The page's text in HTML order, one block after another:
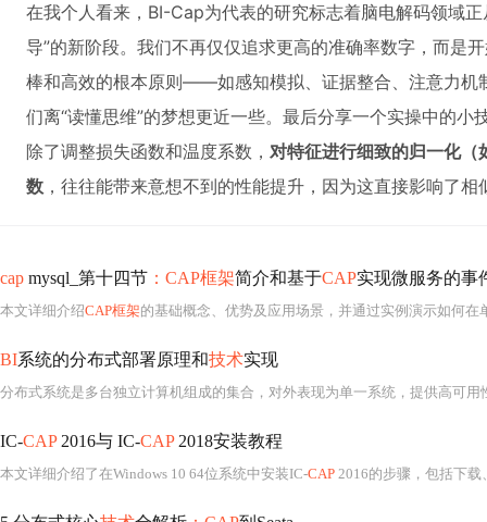
在我个人看来，BI-Cap为代表的研究标志着脑电解码领域
导”的新阶段。我们不再仅仅追求更高的准确率数字，而是
棒和高效的根本原则——如感知模拟、证据整合、注意力机
们离“读懂思维”的梦想更近一些。最后分享一个实操中的
除了调整损失函数和温度系数， 对特征进行细致的归一化
数 ，往往能带来意想不到的性能提升，因为这直接影响了
cap mysql_第十四节 ：CAP框架简介和基于CAP实现微服务的事
本文详细介绍CAP框架的基础概念、优势及应用场景，并通过实例演示如何在
BI系统的分布式部署原理和技术实现
IC-CAP2016与 IC-CAP2018安装教程
本文详细介绍了在Windows 10 64位系统中安装IC-CAP 2016的步骤，包括下载、解压、安装、